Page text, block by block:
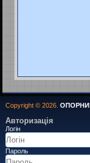
Copyright © 2026.
Авторизація
Логін
Пароль